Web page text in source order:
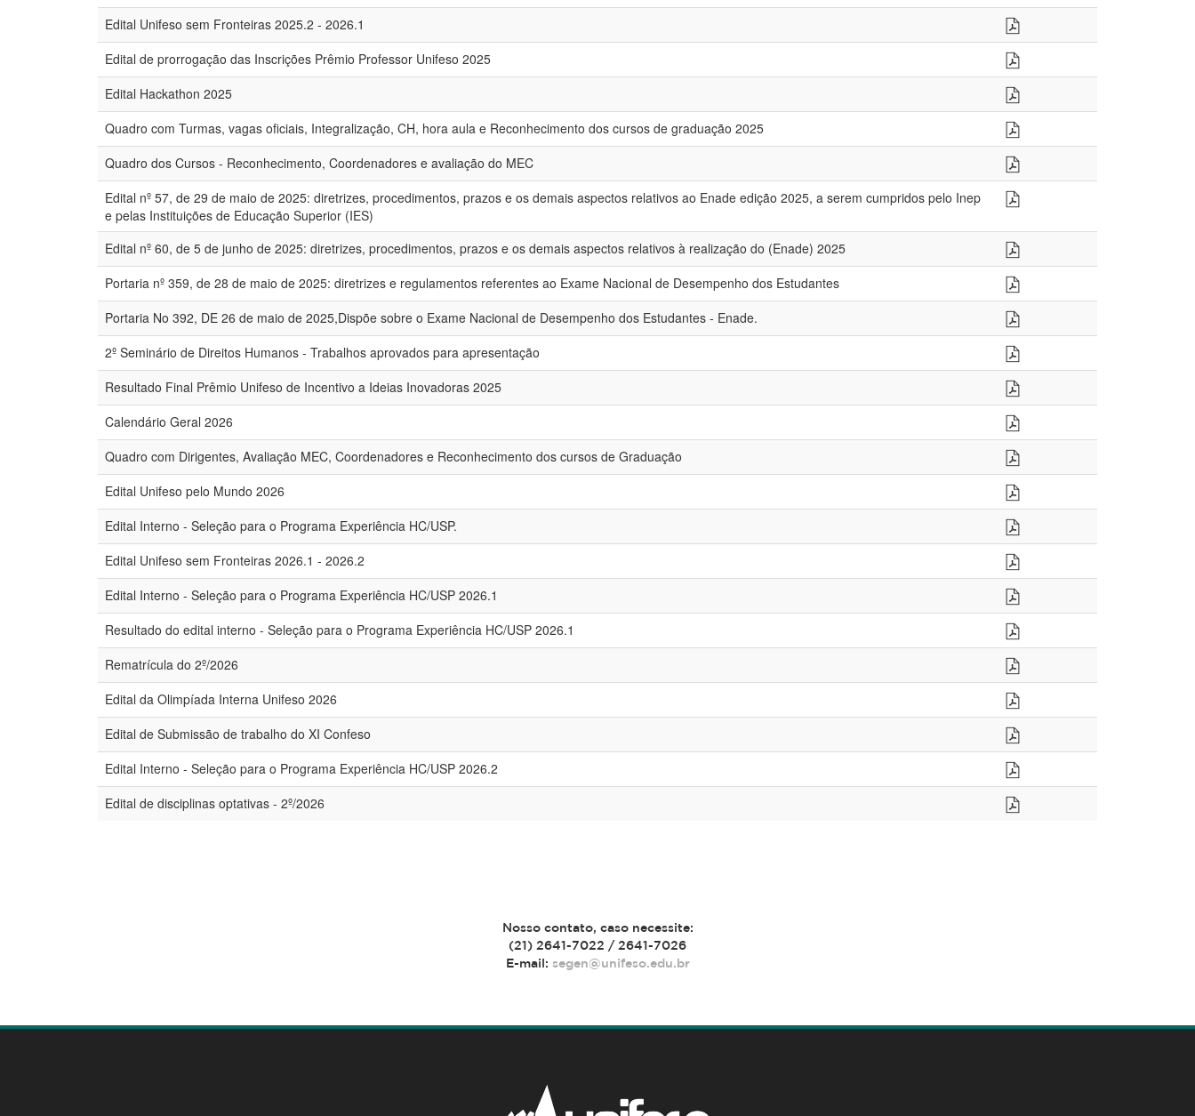
Edital Unifeso sem Fronteiras 2025.2 - 2026.1
Edital de prorrogação das Inscrições Prêmio Professor Unifeso 2025
Edital Hackathon 2025
Quadro com Turmas, vagas oficiais, Integralização, CH, hora aula e Reconhecimento dos cursos de graduação 2025
Quadro dos Cursos - Reconhecimento, Coordenadores e avaliação do MEC
Edital nº 57, de 29 de maio de 2025: diretrizes, procedimentos, prazos e os demais aspectos relativos ao Enade edição 2025, a serem cumpridos pelo Inep
e pelas Instituições de Educação Superior (IES)
Edital nº 60, de 5 de junho de 2025: diretrizes, procedimentos, prazos e os demais aspectos relativos à realização do (Enade) 2025
Portaria nº 359, de 28 de maio de 2025: diretrizes e regulamentos referentes ao Exame Nacional de Desempenho dos Estudantes
Portaria No 392, DE 26 de maio de 2025,Dispõe sobre o Exame Nacional de Desempenho dos Estudantes - Enade.
2º Seminário de Direitos Humanos - Trabalhos aprovados para apresentação
Resultado Final Prêmio Unifeso de Incentivo a Ideias Inovadoras 2025
Calendário Geral 2026
Quadro com Dirigentes, Avaliação MEC, Coordenadores e Reconhecimento dos cursos de Graduação
Edital Unifeso pelo Mundo 2026
Edital Interno - Seleção para o Programa Experiência HC/USP.
Edital Unifeso sem Fronteiras 2026.1 - 2026.2
Edital Interno - Seleção para o Programa Experiência HC/USP 2026.1
Resultado do edital interno - Seleção para o Programa Experiência HC/USP 2026.1
Rematrícula do 2º/2026
Edital da Olimpíada Interna Unifeso 2026
Edital de Submissão de trabalho do XI Confeso
Edital Interno - Seleção para o Programa Experiência HC/USP 2026.2
Edital de disciplinas optativas - 2º/2026
Nosso contato, caso necessite:
(21) 2641-7022 / 2641-7026
E-mail: segen@unifeso.edu.br